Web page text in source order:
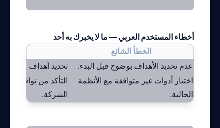
أخطاء المستخدم العربي — ما لا يخبرك به أحد
الخطأ الشائع
عدم تحديد الأهداف بوضوح قبل البدء.
تحديد أهداف واضحة
اختيار أدوات غير متوافقة مع الأنظمة
الحالية.
التأكد من توافق
الشركة.